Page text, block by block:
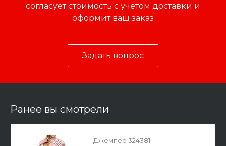
согласует стоимость с учетом доставки и
оформит ваш заказ
Задать вопрос
Ранее вы смотрели
Джемпер 324381